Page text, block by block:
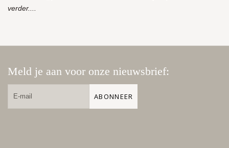
verder....
Meld je aan voor onze nieuwsbrief:
ABONNEER